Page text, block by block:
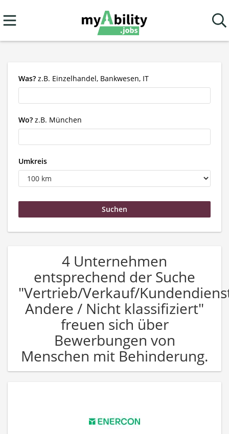
Was? z.B. Einzelhandel, Bankwesen, IT
Wo? z.B. München
Umkreis
4 Unternehmen
entsprechend der Suche
"Vertrieb/Verkauf/
Andere / Nicht klassifiziert"
freuen sich über
Bewerbungen von
Menschen mit Behinderung.